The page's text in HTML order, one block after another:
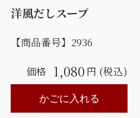
洋風だしスープ
【商品番号】 2936
価格 1,080 円 (税込)
かごに入れる